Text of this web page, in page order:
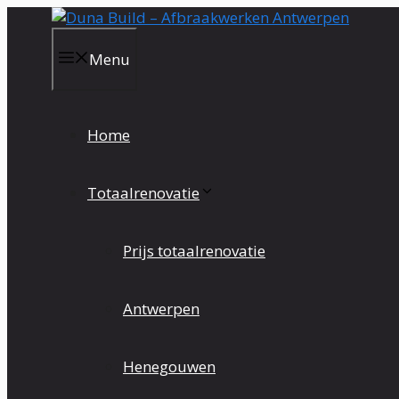
Spring
Menu
Home
Totaalrenovatie
Prijs totaalrenovatie
Antwerpen
Henegouwen